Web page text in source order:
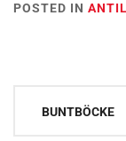
POSTED IN
PostBUNTBÖCKE